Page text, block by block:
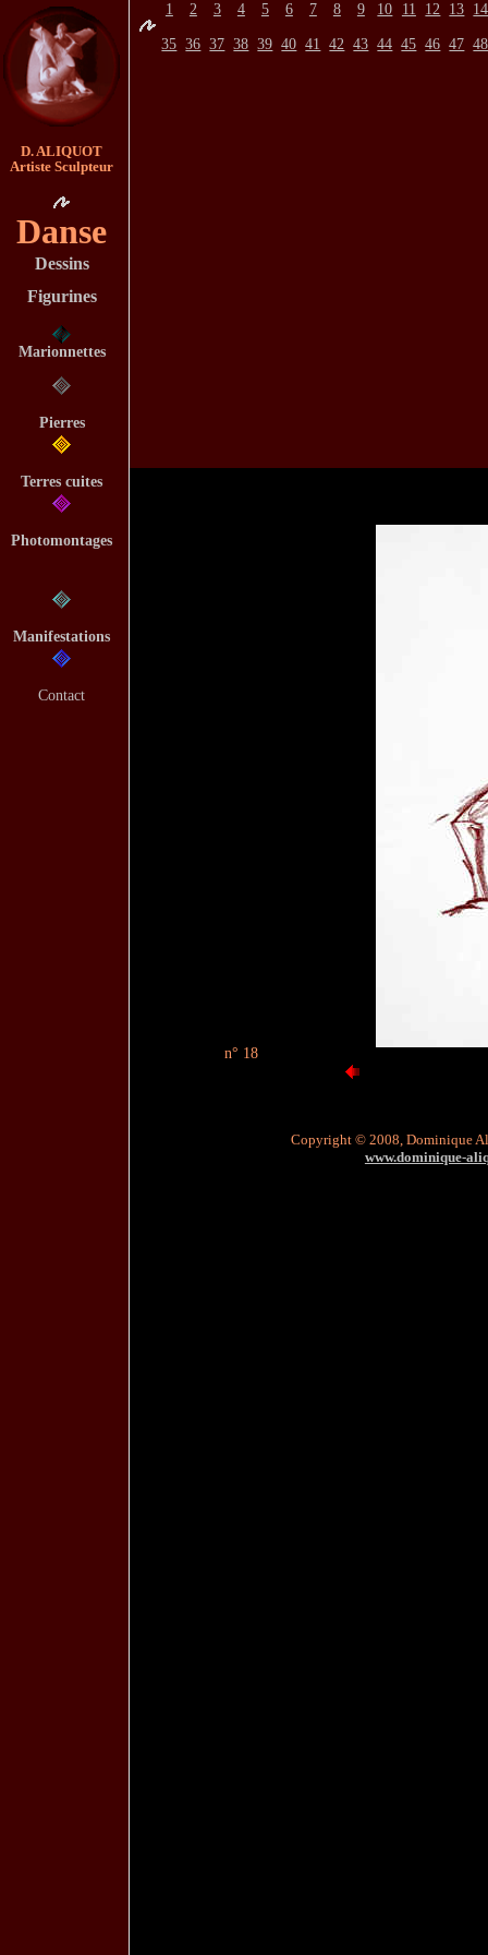
1 2 3 4 5 6 7 8 9 10 11 12 13 14
35 36 37 38 39 40 41 42 43 44 45 46 47 48
n° 18
Copyright © 2008, Dominique
www.dominique-
D. ALIQUOT
Artiste Sculpteur
Danse
Dessins
Figurines
Marionnettes
Pierres
Terres cuites
Photomontages
Manifestations
Contact